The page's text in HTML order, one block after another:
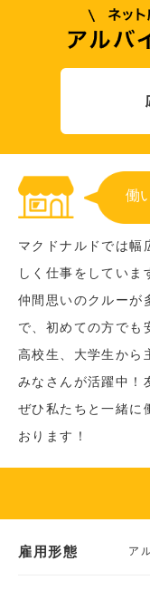
働
マクドナルドでは幅
しく仕事をしていま
仲間思いのクルーが
で、初めての方でも
高校生、大学生から
みなさんが活躍中！
ぜひ私たちと一緒に
おります！
雇用形態 ア